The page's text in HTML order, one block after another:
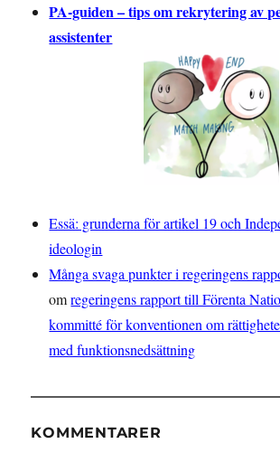
PA-guiden – tips om rekrytering av
assistenter
Essä: grunderna för artikel 19 och
ideologin
Många svaga punkter i regeringens
omregeringens rapport till Förenta
kommitté för konventionen om
med funktionsnedsättning
KOMMENTARER